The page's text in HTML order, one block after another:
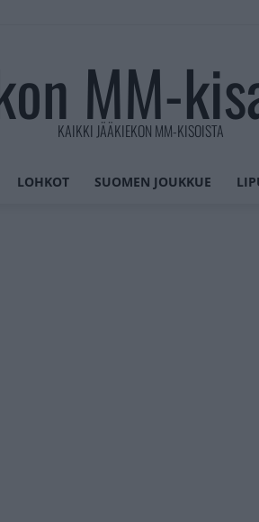
MM-
KAIKKI JÄÄKIEKON MM-KISOISTA
LOHKOT SUOMEN JOUKKUE